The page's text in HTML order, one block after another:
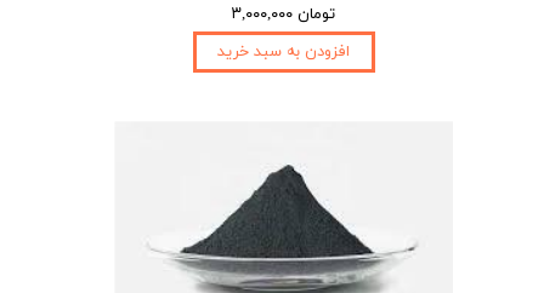
۳,۰۰۰,۰۰۰ تومان
افزودن به سبد خرید